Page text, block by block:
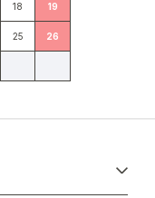
18 19
25 26